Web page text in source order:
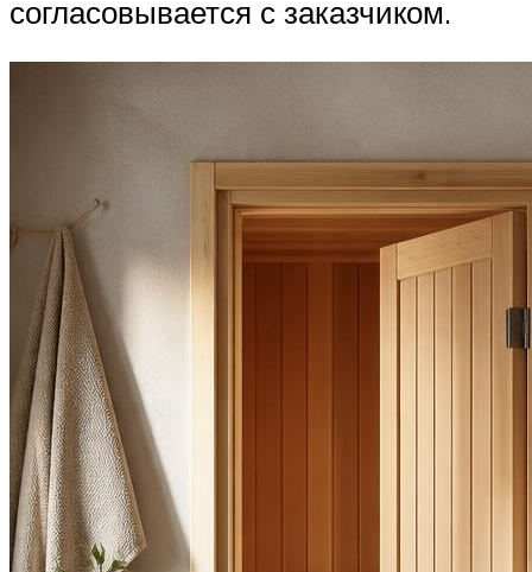
согласовывается с заказчиком.